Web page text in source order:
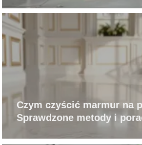
Czym czyścić marmur na
Sprawdzone metody i